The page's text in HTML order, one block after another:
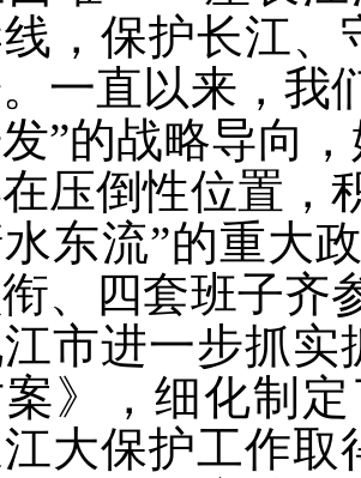
，保护长江、
一直以来，我
”的战略导向
压倒性位置，
东流”的重大
、四套班子齐
江市进一步抓
》，细化制
大保护工作取